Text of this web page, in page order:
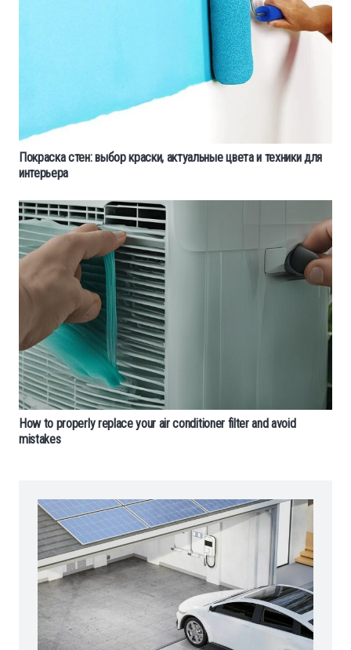
Покраска стен: выбор краски, актуальные цвета и техники для
интерьера
How to properly replace your air conditioner filter and avoid
mistakes